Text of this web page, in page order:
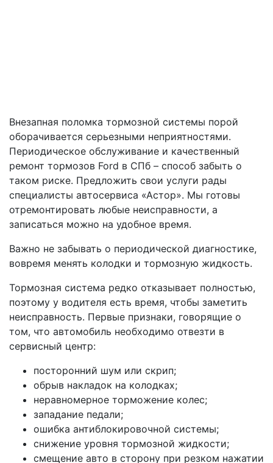
Внезапная поломка тормозной системы порой
оборачивается серьезными неприятностями.
Периодическое обслуживание и качественный
ремонт тормозов Ford в СПб – способ забыть о
таком риске. Предложить свои услуги рады
специалисты автосервиса «Астор». Мы готовы
отремонтировать любые неисправности, а
записаться можно на удобное время.
Важно не забывать о периодической диагностике,
вовремя менять колодки и тормозную жидкость.
Тормозная система редко отказывает полностью,
поэтому у водителя есть время, чтобы заметить
неисправность. Первые признаки, говорящие о
том, что автомобиль необходимо отвезти в
сервисный центр:
посторонний шум или скрип;
обрыв накладок на колодках;
неравномерное торможение колес;
западание педали;
ошибка антиблокировочной системы;
снижение уровня тормозной жидкости;
смещение авто в сторону при резком нажатии